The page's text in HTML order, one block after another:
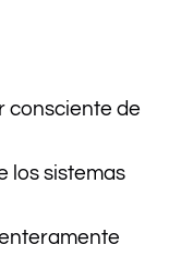
consciente de
los sistemas